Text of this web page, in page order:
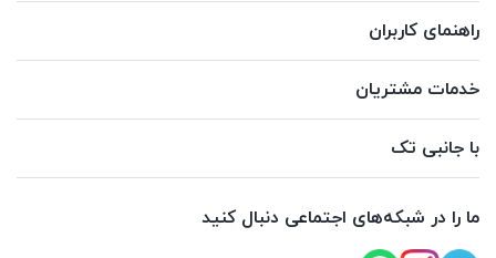
راهنمای کاربران
خدمات مشتریان
با جانبی تک
ما را در شبکه‌های اجتماعی دنبال کنید